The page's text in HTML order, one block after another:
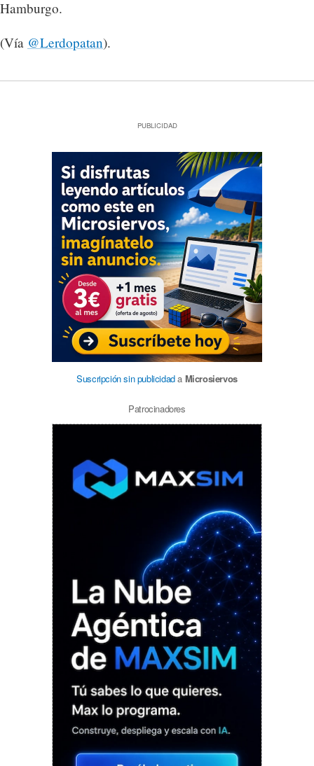
Hamburgo.
(Vía @Lerdopatan).
PUBLICIDAD
Suscripción sin publicidada Microsiervos
Patrocinadores